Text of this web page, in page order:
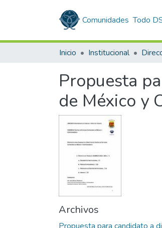
Comunidades Todo
Inicio Institucional
Propuesta
de México y
Archivos